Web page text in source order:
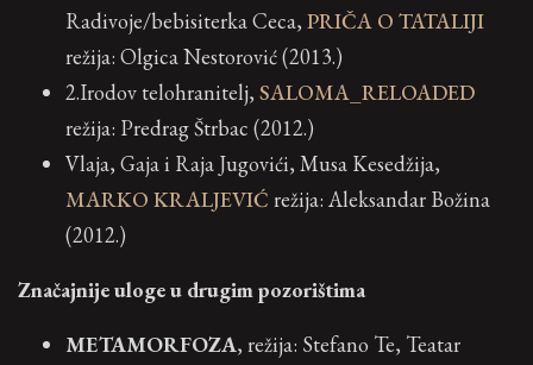
Radivoje/bebisiterka Ceca, PRIČA O TATALIJI
režija: Olgica Nestorović (2013.)
2.Irodov telohranitelj, SALOMA_RELOADED
režija: Predrag Štrbac (2012.)
Vlaja, Gaja i Raja Jugovići, Musa Kesedžija,
MARKO KRALJEVIĆ režija: Aleksandar Božina
(2012.)
Značajnije uloge u drugim pozorištima
METAMORFOZA, režija: Stefano Te, Teatar